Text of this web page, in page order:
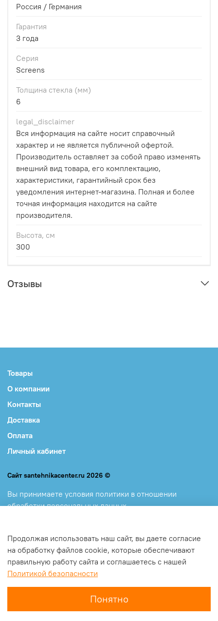
Россия / Германия
Гарантия
3 года
Серия
Screens
Толщина стекла (мм)
6
legal_disclaimer
Вся информация на сайте носит справочный
характер и не является публичной офертой.
Производитель оставляет за собой право изменять
внешний вид товара, его комплектацию,
характеристики, гарантийный срок без
уведомления интернет-магазина. Полная и более
точная информация находится на сайте
производителя.
Высота, см
300
Отзывы
Товары
О компании
Контакты
Доставка
Оплата
Личный кабинет
Сайт santehnikacenter.ru 2026 ©
Вы принимаете условия политики в отношении
обработки персональных данных
оставляете свои данные в любой форме обратной связи
на сайте santehnikacenter.ru
Продолжая использовать наш сайт, вы даете согласие
на обработку файлов cookie, которые обеспечивают
правильную работу сайта и соглашаетесь с нашей
Политикой безопасности
Понятно